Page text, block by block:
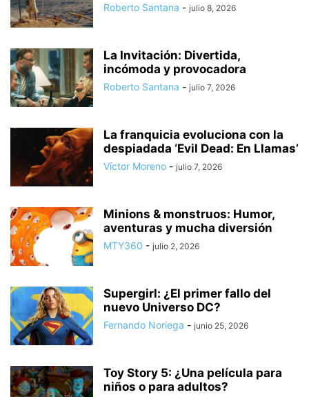
Roberto Santana - julio 8, 2026
La Invitación: Divertida,
incómoda y provocadora
Roberto Santana - julio 7, 2026
La franquicia evoluciona con la
despiadada ‘Evil Dead: En Llamas’
Víctor Moreno - julio 7, 2026
Minions & monstruos: Humor,
aventuras y mucha diversión
MTY360 - julio 2, 2026
Supergirl: ¿El primer fallo del
nuevo Universo DC?
Fernando Noriega - junio 25, 2026
Toy Story 5: ¿Una película para
niños o para adultos?